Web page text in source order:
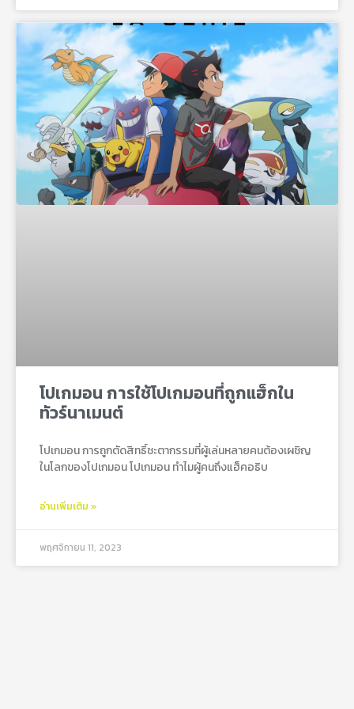
โปเกมอน การใช้โปเกมอนที่ถูกแฮ็กใน
ทัวร์นาเมนต์
โปเกมอน การถูกตัดสิทธิ์ชะตากรรมที่ผู้เล่นหลายคนต้องเผชิญ
ในโลกของโปเกมอน โปเกมอน ทำไมผู้คนถึงแฮ็คอธิบ
อ่านเพิ่มเติม »
พฤศจิกายน 11, 2023